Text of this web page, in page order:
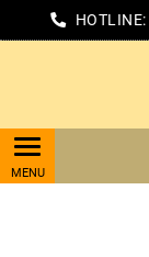
HOTLINE: